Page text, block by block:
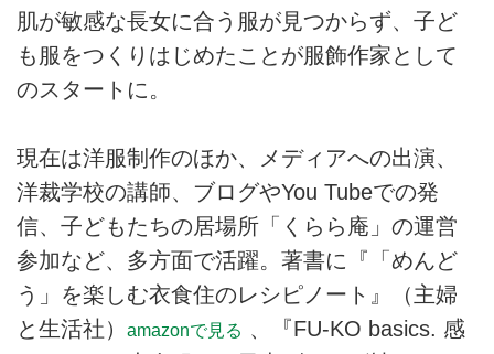
肌が敏感な長女に合う服が見つからず、子ど
も服をつくりはじめたことが服飾作家として
のスタートに。
現在は洋服制作のほか、メディアへの出演、
洋裁学校の講師、ブログやYou Tubeでの発
信、子どもたちの居場所「くらら庵」の運営
参加など、多方面で活躍。著書に『「めんど
う」を楽しむ衣食住のレシピノート』（主婦
と生活社）
amazonで見る 、『FU-KO basics. 感